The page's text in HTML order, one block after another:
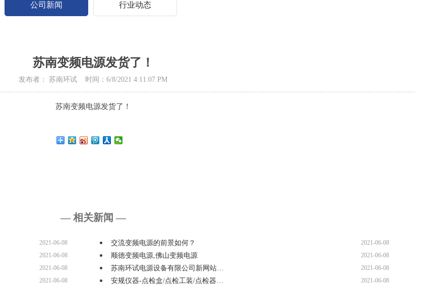
公司新闻 行业动态
苏南变频电源发货了！
发布者： 苏南环试 时间：6/8/2021 4:11:07 PM
苏南变频电源发货了！
— 相关新闻 —
2021-06-08 交流变频电源的前景如何？ 2021-06-08
2021-06-08 顺德变频电源,佛山变频电源 2021-06-08
2021-06-08 苏南环试电源设备有限公司新网站… 2021-06-08
2021-06-08 安规仪器-点检盒/点检工装/点检器… 2021-06-08